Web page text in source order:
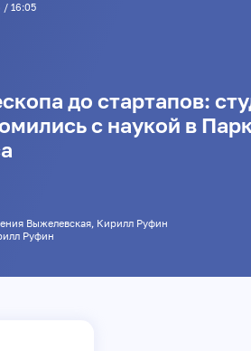
/ 16:05
до стартапов:
с наукой в
Выжелевская, Кирилл Руфин
Кирилл Руфин